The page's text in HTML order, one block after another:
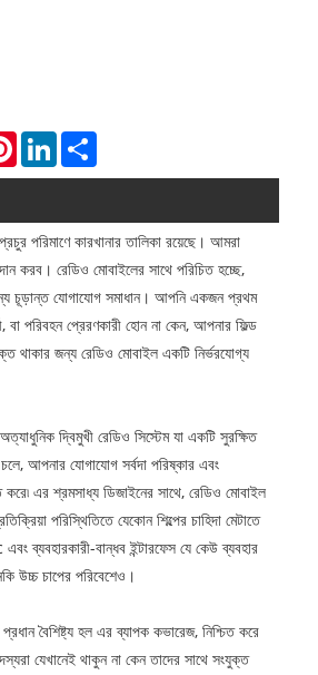
PinterestLinkedIn
পরিমাণে কারখানার তালিকা রয়েছে। আমরা
করব। রেডিও মোবাইলের সাথে পরিচিত হচ্ছে,
চূড়ান্ত যোগাযোগ সমাধান। আপনি একজন প্রথম
বা পরিবহন প্রেরণকারী হোন না কেন, আপনার ফিল্ড
থাকার জন্য রেডিও মোবাইল একটি নির্ভরযোগ্য
দ্বিমুখী রেডিও সিস্টেম যা একটি সুরক্ষিত
আপনার যোগাযোগ সর্বদা পরিষ্কার এবং
করে৷ এর শ্রমসাধ্য ডিজাইনের সাথে, রেডিও মোবাইল
পরিস্থিতিতে যেকোন শিল্পের চাহিদা মেটাতে
ব্যবহারকারী-বান্ধব ইন্টারফেস যে কেউ ব্যবহার
উচ্চ চাপের পরিবেশেও।
বৈশিষ্ট্য হল এর ব্যাপক কভারেজ, নিশ্চিত করে
যেখানেই থাকুন না কেন তাদের সাথে সংযুক্ত